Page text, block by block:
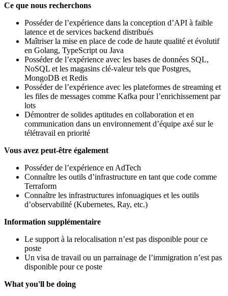
Ce que nous recherchons
Posséder de l’expérience dans la conception d’API à faible
latence et de services backend distribués
Maîtriser la mise en place de code de haute qualité et évolutif
en Golang, TypeScript ou Java
Posséder de l’expérience avec les bases de données SQL,
NoSQL et les magasins clé‑valeur tels que Postgres,
MongoDB et Redis
Posséder de l’expérience avec les plateformes de streaming et
les files de messages comme Kafka pour l’enrichissement par
lots
Démontrer de solides aptitudes en collaboration et en
communication dans un environnement d’équipe axé sur le
télétravail en priorité
Vous avez peut-être également
Posséder de l’expérience en AdTech
Connaître les outils d’infrastructure en tant que code comme
Terraform
Connaître les infrastructures infonuagiques et les outils
d’observabilité (Kubernetes, Ray, etc.)
Information supplémentaire
Le support à la relocalisation n’est pas disponible pour ce
poste
Un visa de travail ou un parrainage de l’immigration n’est pas
disponible pour ce poste
What you'll be doing